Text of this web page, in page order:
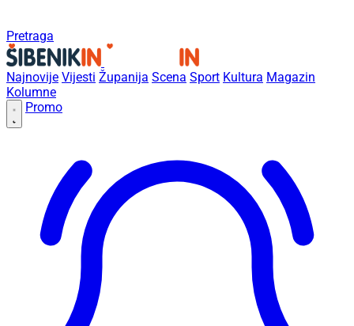
Pretraga
Najnovije Vijesti Županija Scena Sport Kultura Magazin
Kolumne
Promo